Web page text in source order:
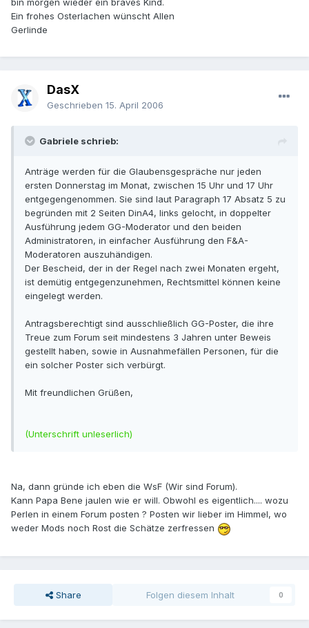
Ein frohes Osterlachen wünscht Allen
Gerlinde
DasX
Geschrieben 15. April 2006
Gabriele schrieb:
Anträge werden für die Glaubensgespräche nur jeden
ersten Donnerstag im Monat, zwischen 15 Uhr und 17 Uhr
entgegengenommen. Sie sind laut Paragraph 17 Absatz 5 zu
begründen mit 2 Seiten DinA4, links gelocht, in doppelter
Ausführung jedem GG-Moderator und den beiden
Administratoren, in einfacher Ausführung den F&A-
Moderatoren auszuhändigen.
Der Bescheid, der in der Regel nach zwei Monaten ergeht,
ist demütig entgegenzunehmen, Rechtsmittel können keine
eingelegt werden.
Antragsberechtigt sind ausschließlich GG-Poster, die ihre
Treue zum Forum seit mindestens 3 Jahren unter Beweis
gestellt haben, sowie in Ausnahmefällen Personen, für die
ein solcher Poster sich verbürgt.
Mit freundlichen Grüßen,
(Unterschrift unleserlich)
Na, dann gründe ich eben die WsF (Wir sind Forum).
Kann Papa Bene jaulen wie er will. Obwohl es eigentlich.... wozu
Perlen in einem Forum posten ? Posten wir lieber im Himmel, wo
weder Mods noch Rost die Schätze zerfressen
Share Folgen diesem Inhalt 0